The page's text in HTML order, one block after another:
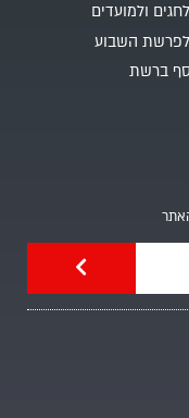
ולמועדים
לפרשת השבוע
ברשת